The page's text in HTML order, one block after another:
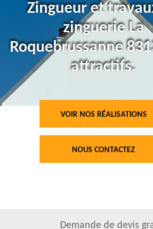
Zingueur et
zinguerie La
Roquebrussanne
attractifs.
VOIR NOS RÉALISATIONS
NOUS CONTACTEZ
Demande de devis